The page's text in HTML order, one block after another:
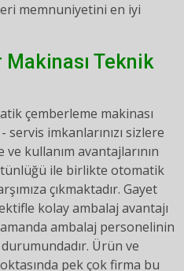
memnuniyetini en iyi
Teknik
çemberleme makinası
imkanlarınızı sizlere
kullanım avantajlarının
ile birlikte otomatik
çıkmaktadır. Gayet
kolay ambalaj avantajı
ambalaj personelinin
Ürün ve
pek çok firma bu